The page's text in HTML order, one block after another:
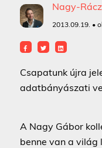
Nagy-
2013.09.19. •
Csapatunk újra
adatbányászati
A Nagy Gábor
benne van a